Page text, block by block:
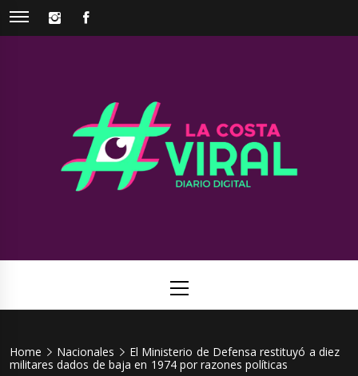
Skip
INSTAGRAM
Viral
Menu
Home Nacionales
El Ministerio de Defensa restituyó a diez
militares dados de baja en 1974 por razones políticas